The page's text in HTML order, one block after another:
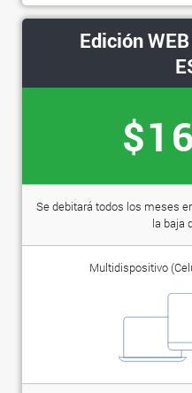
Edición
Se debitará todos los meses
la baja
Multidispositivo